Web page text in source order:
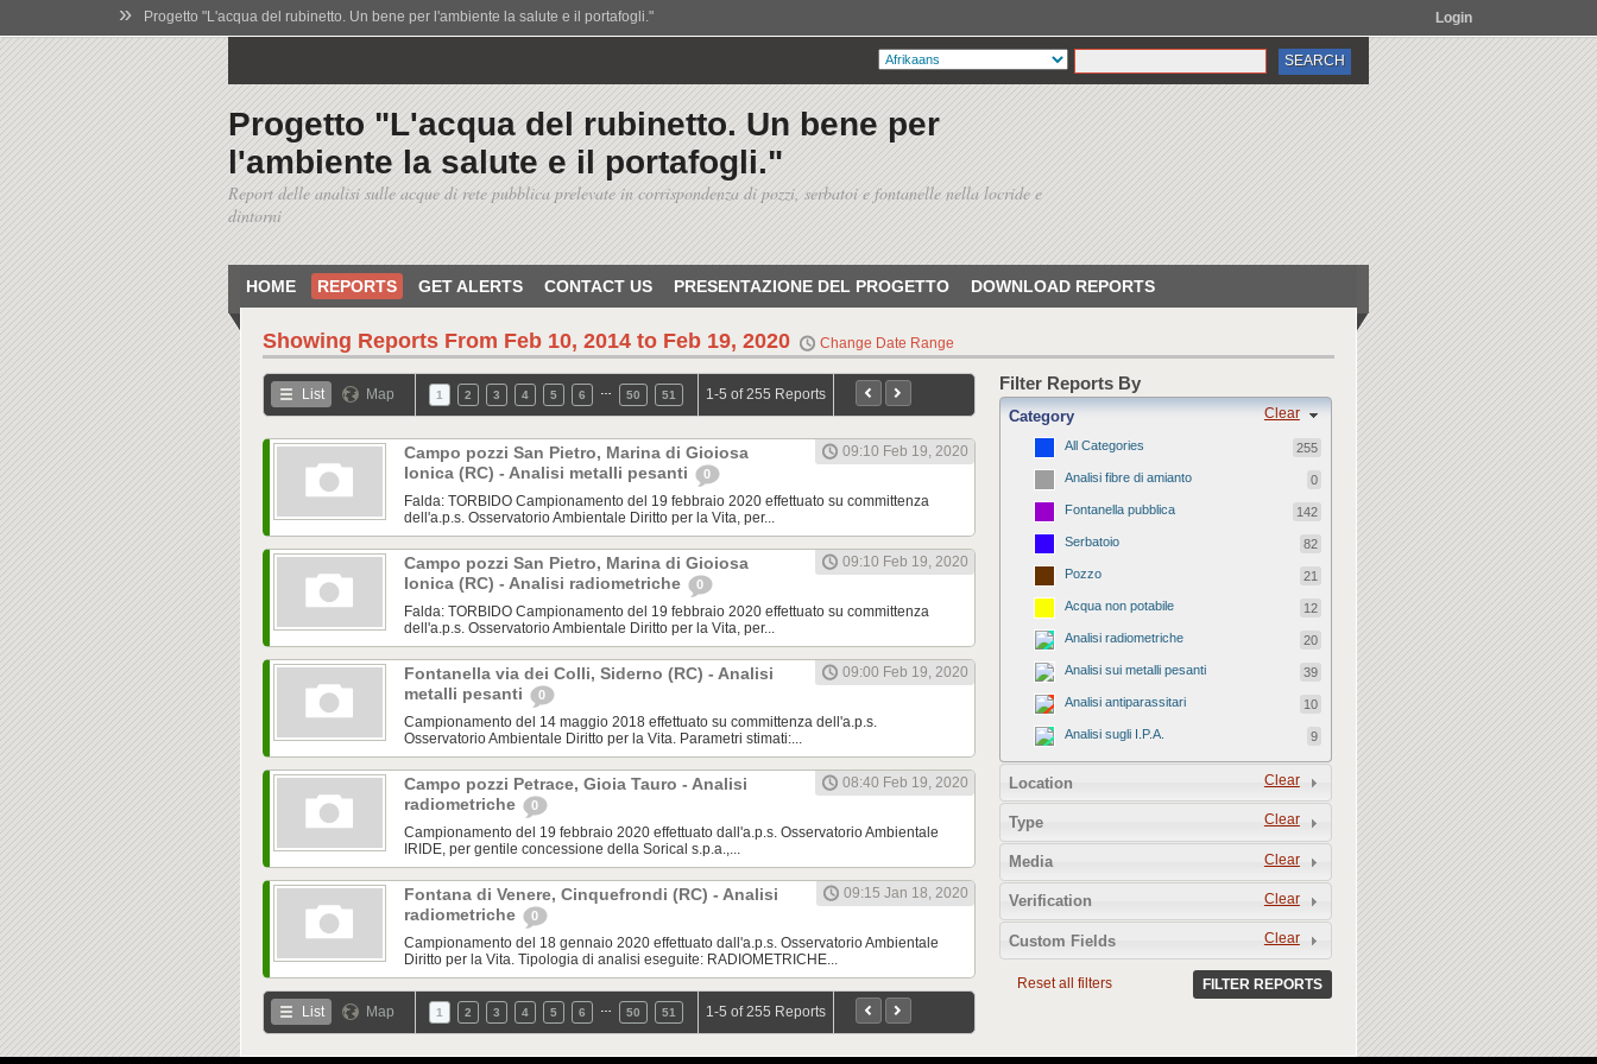
» Progetto "L'acqua del rubinetto. Un bene per l'ambiente la salute e il portafogli." Login
Progetto "L'acqua del rubinetto. Un bene per
l'ambiente la salute e il portafogli."
Report delle analisi sulle acque di rete pubblica prelevate in corrispondenza di pozzi, serbatoi e fontanelle nella locride e
dintorni
HOME REPORTS GET ALERTS CONTACT US PRESENTAZIONE DEL PROGETTO DOWNLOAD REPORTS
Showing Reports From Feb 10, 2014 to Feb 19, 2020 Change Date Range
List Map 1 2 3 4 5 6 50 51 1-5 of 255 Reports
Campo pozzi San Pietro, Marina di Gioiosa
Ionica (RC) - Analisi metalli pesanti
0
09:10 Feb 19, 2020
Falda: TORBIDO Campionamento del 19 febbraio 2020 effettuato su committenza
dell'a.p.s. Osservatorio Ambientale Diritto per la Vita, per...
Campo pozzi San Pietro, Marina di Gioiosa
Ionica (RC) - Analisi radiometriche
0
09:10 Feb 19, 2020
Falda: TORBIDO Campionamento del 19 febbraio 2020 effettuato su committenza
dell'a.p.s. Osservatorio Ambientale Diritto per la Vita, per...
Fontanella via dei Colli, Siderno (RC) - Analisi
metalli pesanti
0
09:00 Feb 19, 2020
Campionamento del 14 maggio 2018 effettuato su committenza dell'a.p.s.
Osservatorio Ambientale Diritto per la Vita. Parametri stimati:...
Campo pozzi Petrace, Gioia Tauro - Analisi
radiometriche
0
08:40 Feb 19, 2020
Campionamento del 19 febbraio 2020 effettuato dall'a.p.s. Osservatorio Ambientale
IRIDE, per gentile concessione della Sorical s.p.a.,...
Fontana di Venere, Cinquefrondi (RC) - Analisi
radiometriche
0
09:15 Jan 18, 2020
Campionamento del 18 gennaio 2020 effettuato dall'a.p.s. Osservatorio Ambientale
Diritto per la Vita. Tipologia di analisi eseguite: RADIOMETRICHE...
List Map 1 2 3 4 5 6 50 51 1-5 of 255 Reports
Filter Reports By
Clear
Category
All Categories 255
Analisi fibre di amianto 0
Fontanella pubblica 142
Serbatoio 82
Pozzo 21
Acqua non potabile 12
Analisi radiometriche 20
Analisi sui metalli pesanti 39
Analisi antiparassitari 10
Analisi sugli I.P.A. 9
Clear
Location
Clear
Type
Clear
Media
Clear
Verification
Clear
Custom Fields
Reset all filters FILTER REPORTS